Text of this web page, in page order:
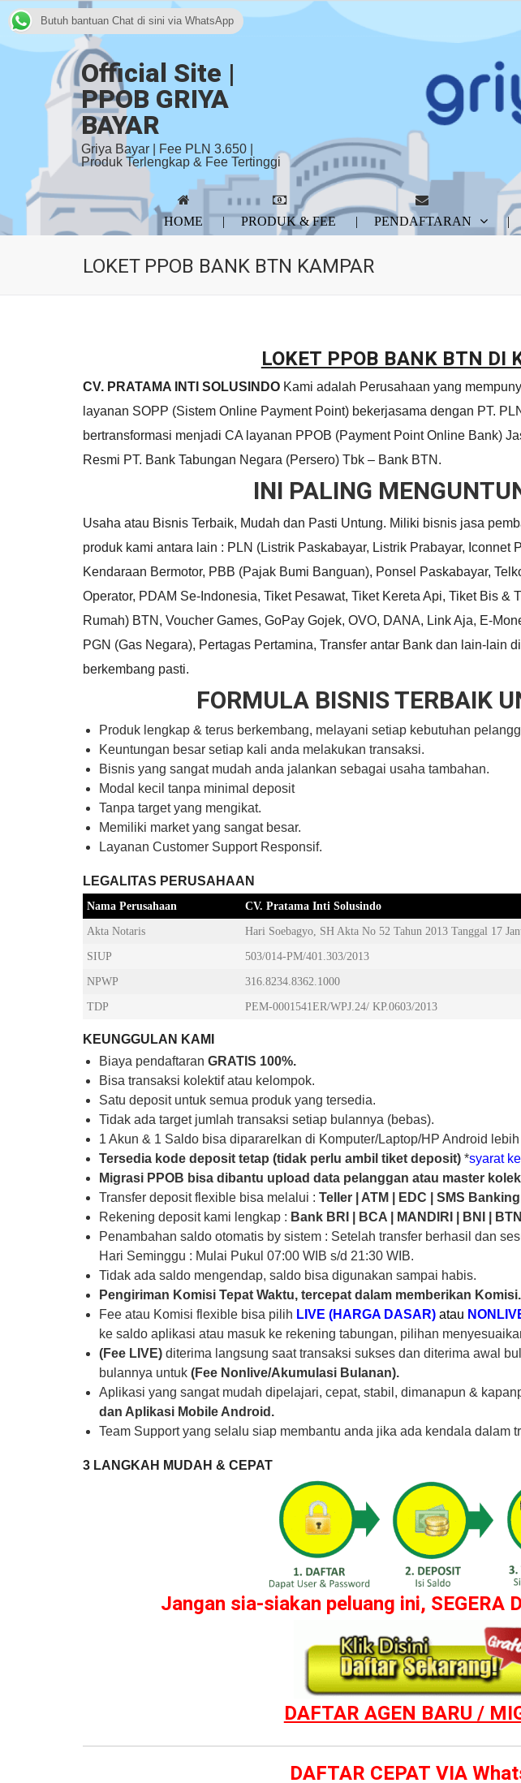
Official Site |
PPOB GRIYA
BAYAR
Griya Bayar | Fee PLN 3.650 |
Produk Terlengkap & Fee Tertinggi
HOME PRODUK & FEE PENDAFTARAN
LOKET PPOB BANK BTN KAMPAR
LOKET PPOB BANK BTN DI
CV. PRATAMA INTI SOLUSINDO Kami adalah Perusahaan yang
layanan SOPP (Sistem Online Payment Point) bekerjasama dengan PT.
bertransformasi menjadi CA layanan PPOB (Payment Point Online Bank)
Resmi PT. Bank Tabungan Negara (Persero) Tbk – Bank BTN.
INI PALING
Usaha atau Bisnis Terbaik, Mudah dan Pasti Untung. Miliki bisnis jasa
produk kami antara lain : PLN (Listrik Paskabayar, Listrik Prabayar,
Kendaraan Bermotor, PBB (Pajak Bumi Banguan), Ponsel Paskabayar,
Operator, PDAM Se-Indonesia, Tiket Pesawat, Tiket Kereta Api, Tiket Bis &
Rumah) BTN, Voucher Games, GoPay Gojek, OVO, DANA, Link Aja, E-
PGN (Gas Negara), Pertagas Pertamina, Transfer antar Bank dan lain-lain
berkembang pasti.
FORMULA BISNIS TERBAIK
Produk lengkap & terus berkembang, melayani setiap kebutuhan
Keuntungan besar setiap kali anda melakukan transaksi.
Bisnis yang sangat mudah anda jalankan sebagai usaha tambahan.
Modal kecil tanpa minimal deposit
Tanpa target yang mengikat.
Memiliki market yang sangat besar.
Layanan Customer Support Responsif.
LEGALITAS PERUSAHAAN
Nama Perusahaan CV. Pratama Inti Solusindo
Akta Notaris Hari Soebagyo, SH Akta No 52 Tahun 2013 Tanggal 17
SIUP 503/014-PM/401.303/2013
NPWP 316.8234.8362.1000
TDP PEM-0001541ER/WPJ.24/ KP.0603/2013
KEUNGGULAN KAMI
Biaya pendaftaran GRATIS 100%.
Bisa transaksi kolektif atau kelompok.
Satu deposit untuk semua produk yang tersedia.
Tidak ada target jumlah transaksi setiap bulannya (bebas).
1 Akun & 1 Saldo bisa dipararelkan di Komputer/Laptop/HP Android
Tersedia kode deposit tetap (tidak perlu ambil tiket deposit) *syarat
Migrasi PPOB bisa dibantu upload data pelanggan atau master
Transfer deposit flexible bisa melalui : Teller | ATM | EDC | SMS
Rekening deposit kami lengkap : Bank BRI | BCA | MANDIRI | BNI |
Penambahan saldo otomatis by sistem : Setelah transfer berhasil dan
Hari Seminggu : Mulai Pukul 07:00 WIB s/d 21:30 WIB.
Tidak ada saldo mengendap, saldo bisa digunakan sampai habis.
Pengiriman Komisi Tepat Waktu, tercepat dalam memberikan Komisi.
Fee atau Komisi flexible bisa pilih LIVE (HARGA DASAR) atau
ke saldo aplikasi atau masuk ke rekening tabungan, pilihan
(Fee LIVE) diterima langsung saat transaksi sukses dan diterima awal
bulannya untuk (Fee Nonlive/Akumulasi Bulanan).
Aplikasi yang sangat mudah dipelajari, cepat, stabil, dimanapun &
dan Aplikasi Mobile Android.
Team Support yang selalu siap membantu anda jika ada kendala dalam
3 LANGKAH MUDAH & CEPAT
Jangan sia-siakan peluang ini, SEGERA
DAFTAR AGEN BARU /
DAFTAR CEPAT VIA
Butuh bantuan Chat di sini via WhatsApp